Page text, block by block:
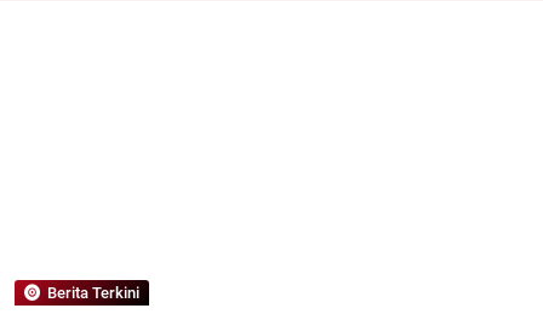
Berita Terkini